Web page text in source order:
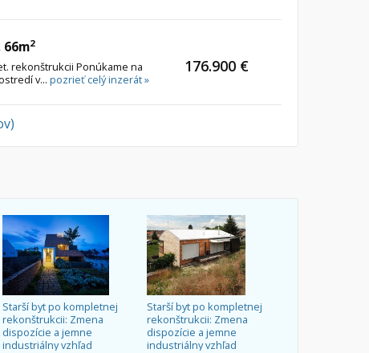
2
rekonštrukcii Ponúkame na
v... pozrieť celý inzerát »
176.900 €
Starší byt po kompletnej
rekonštrukcii: Zmena
dispozície a jemne
industriálny vzhľad
Starší byt po kompletnej
rekonštrukcii: Zmena
dispozície a jemne
industriálny vzhľad